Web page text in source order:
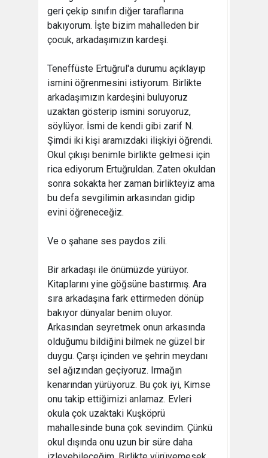
geri çekip sınıfın diğer taraflarına
bakıyorum. İşte bizim mahalleden bir
çocuk, arkadaşımızın kardeşi.
Teneffüste Ertuğrul'a durumu açıklayıp
ismini öğrenmesini istiyorum. Birlikte
arkadaşımızın kardeşini buluyoruz
uzaktan gösterip ismini soruyoruz,
söylüyor. İsmi de kendi gibi zarif N.
Şimdi iki kişi aramızdaki ilişkiyi öğrendi.
Okul çıkışı benimle birlikte gelmesi için
rica ediyorum Ertuğruldan. Zaten okuldan
sonra sokakta her zaman birlikteyiz ama
bu defa sevgilimin arkasından gidip
evini öğreneceğiz.
Ve o şahane ses paydos zili.
Bir arkadaşı ile önümüzde yürüyor.
Kitaplarını yine göğsüne bastırmış. Ara
sıra arkadaşına fark ettirmeden dönüp
bakıyor dünyalar benim oluyor.
Arkasından seyretmek onun arkasında
olduğumu bildiğini bilmek ne güzel bir
duygu. Çarşı içinden ve şehrin meydanı
sel ağızından geçiyoruz. Irmağın
kenarından yürüyoruz. Bu çok iyi, Kimse
onu takip ettiğimizi anlamaz. Evleri
okula çok uzaktaki Kuşköprü
mahallesinde buna çok sevindim. Çünkü
okul dışında onu uzun bir süre daha